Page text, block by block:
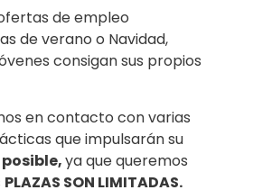
de empleo
de verano o Navidad,
consigan sus propios
en contacto con varias
que impulsarán su
posible,ya que queremos
PLAZAS SON LIMITADAS.